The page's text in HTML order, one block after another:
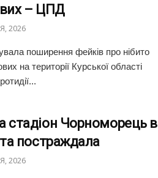
– ЦПД
2026
поширення фейків про нібито
на території Курської області
стадіон Чорноморець в
постраждала
2026